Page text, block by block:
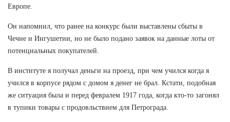
Европе.
Он напомнил, что ранее на конкурс были выставлены сбыты в
Чечне и Ингушетии, но не было подано заявок на данные лоты от
потенциальных покупателей.
В институте я получал деньги на проезд, при чем учился когда я
учился в корпусе рядом с домом я денег не брал. Кстати, подобная
же ситуация была и перед февралем 1917 года, когда кто-то загонял
в тупики товары с продовльствием для Петрограда.